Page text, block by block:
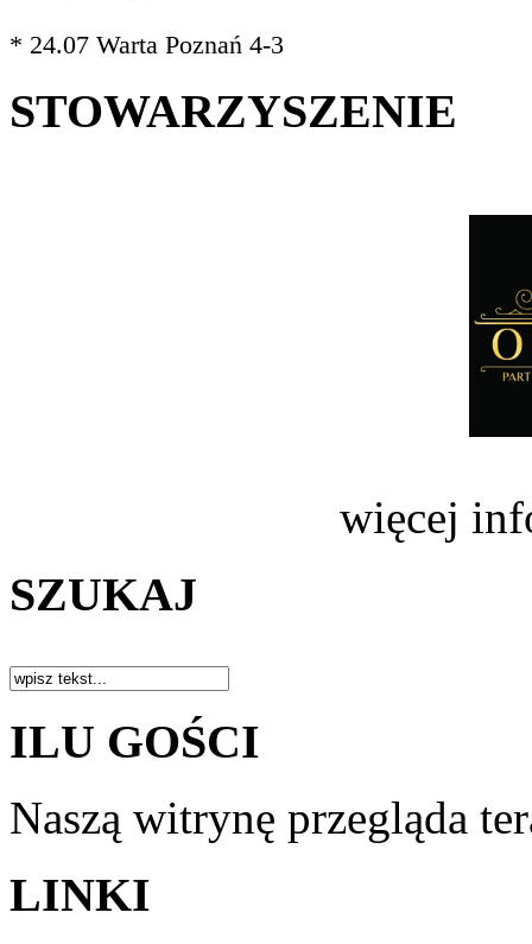
* 24.07 Warta Poznań 4-3
STOWARZYSZENIE
więcej
SZUKAJ
ILU GOŚCI
Naszą witrynę przegląda
LINKI